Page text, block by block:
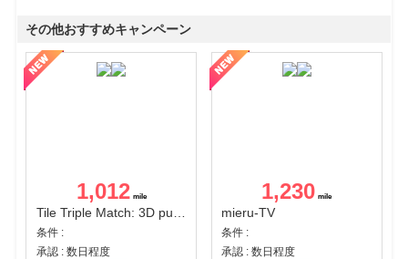
その他おすすめキャンペーン
1,012
Tile Triple Match: 3D puzzle
条件 :
承認 : 数日程度
1,230
mieru-TV
条件 :
承認 : 数日程度